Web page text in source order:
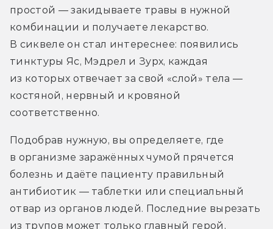
простой — закидываете травы в нужной
комбинации и получаете лекарство.
В сиквеле он стал интереснее: появились
тинктуры Яс, Мэдрел и Зурх, каждая
из которых отвечает за свой «слой» тела —
костяной, нервный и кровяной
соответственно.
Подобрав нужную, вы определяете, где
в организме заражённых чумой прячется
болезнь и даёте пациенту правильный
антибиотик — таблетки или специальный
отвар из органов людей. Последние вырезать
из трупов может только главный герой,